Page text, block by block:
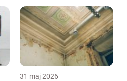
31 maj 2026